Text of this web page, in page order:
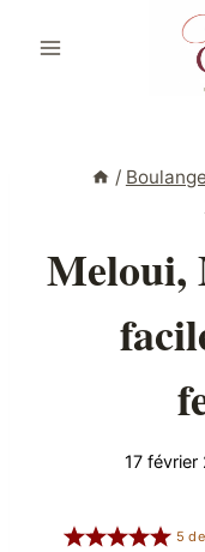
/
Meloui,
17 février
5 de